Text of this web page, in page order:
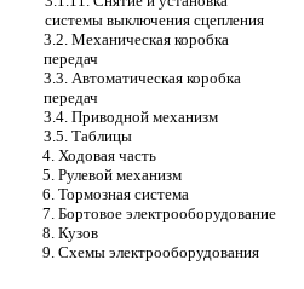
системы выключения сцепления
3.2. Механическая коробка
передач
3.3. Автоматическая коробка
передач
3.4. Приводной механизм
3.5. Таблицы
4. Ходовая часть
5. Рулевой механизм
6. Тормозная система
7. Бортовое электрооборудование
8. Кузов
9. Схемы электрооборудования